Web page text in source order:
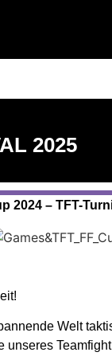
2025
2024 – TFT-
Welt
unseres